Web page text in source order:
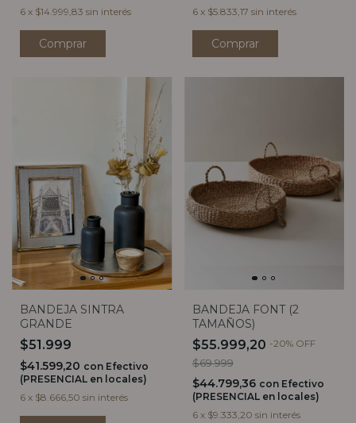
6 x $14.999,83 sin interés
Comprar
6 x $5.833,17 sin interés
Comprar
BANDEJA SINTRA
GRANDE
$51.999
$41.599,20 con Efectivo
(PRESENCIAL en locales)
6 x $8.666,50 sin interés
BANDEJA FONT (2
TAMAÑOS)
$55.999,20 -20% OFF
$69.999
$44.799,36 con Efectivo
(PRESENCIAL en locales)
6 x $9.333,20 sin interés